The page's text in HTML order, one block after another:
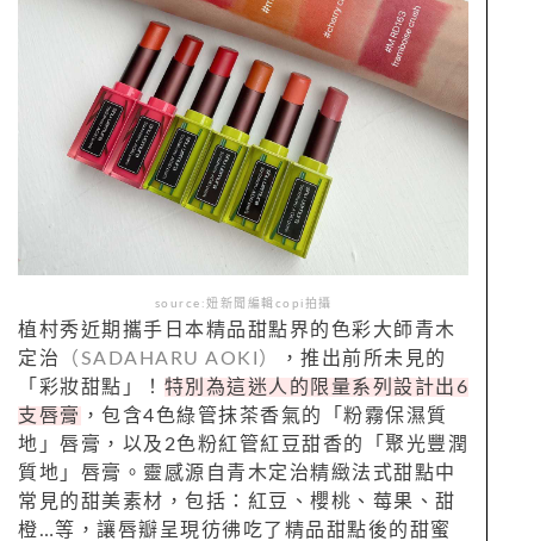
source:妞新聞編輯copi拍攝
植村秀近期 攜手日本精品甜點界的色彩大師青木
定治
（ SADAHARU AOKI ）
，推出前所未見的
「彩妝甜點」！ 特別為這迷人的限量系列設計出 6
支唇膏 ，包含4色綠管抹茶香氣的「粉霧保濕質
地」唇膏，以及 2色粉紅管紅豆甜香的「 聚光豐潤
質地」唇膏。 靈感源自青木定治精緻法式甜點中
常見的甜美素材，包括：紅豆、 櫻桃、莓果、甜
橙…等， 讓唇瓣呈現彷彿吃了精品甜點後的甜蜜